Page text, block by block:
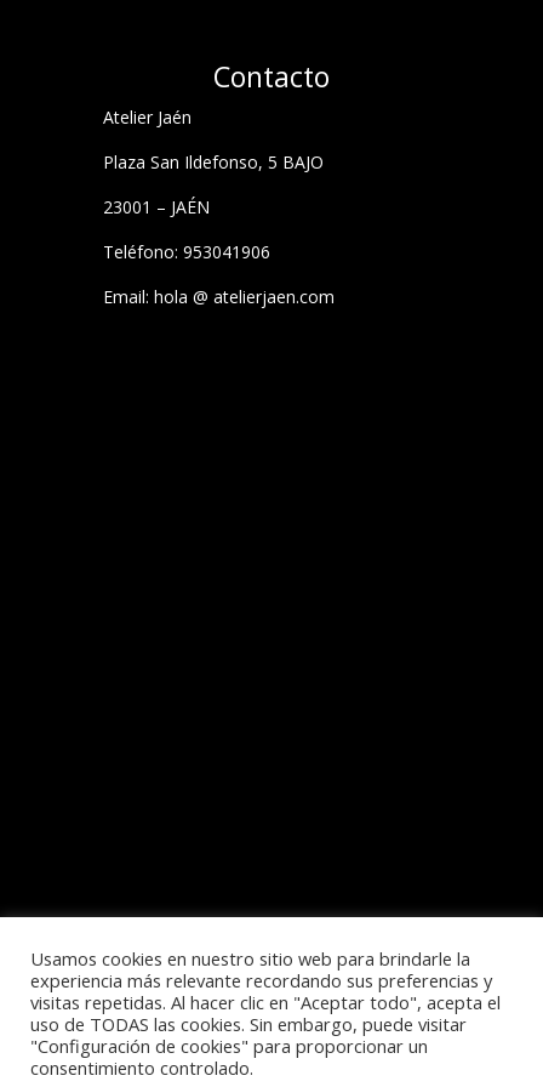
Contacto
Atelier Jaén
Plaza San Ildefonso, 5 BAJO
23001 – JAÉN
Teléfono: 953041906
Email: hola @ atelierjaen.com
Política de privacidad
Usamos cookies en nuestro sitio web para brindarle la
experiencia más relevante recordando sus preferencias y
visitas repetidas. Al hacer clic en "Aceptar todo", acepta el
uso de TODAS las cookies. Sin embargo, puede visitar
"Configuración de cookies" para proporcionar un
consentimiento controlado.